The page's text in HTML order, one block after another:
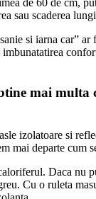
de 60 de cm,
sau scaderea
si iarna car” ar
mai multa
izolatoare si
mai departe cum
Daca nu
Cu o ruleta